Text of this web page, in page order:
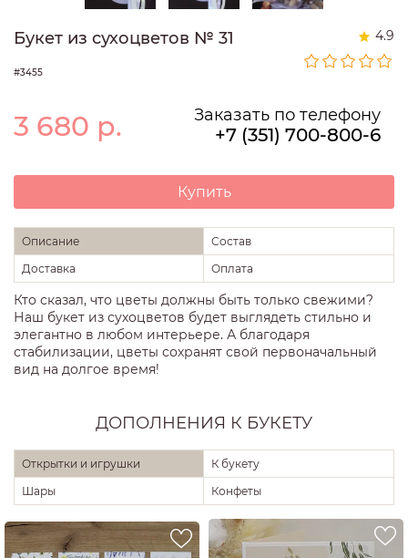
Букет из сухоцветов № 31 4.9
#3455
3 680 р. Заказать по телефону
+7 (351) 700-800-6
Купить
Описание
Состав
Доставка
Оплата
Кто сказал, что цветы должны быть только свежими?
Наш букет из сухоцветов будет выглядеть стильно и
элегантно в любом интерьере. А благодаря
стабилизации, цветы сохранят свой первоначальный
вид на долгое время!
ДОПОЛНЕНИЯ К БУКЕТУ
Открытки и игрушки
К букету
Шары
Конфеты